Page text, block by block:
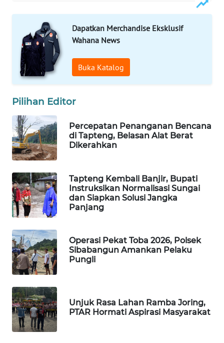
Dapatkan Merchandise Eksklusif
Wahana News
Buka Katalog
Pilihan Editor
Percepatan Penanganan Bencana
di Tapteng, Belasan Alat Berat
Dikerahkan
Tapteng Kembali Banjir, Bupati
Instruksikan Normalisasi Sungai
dan Siapkan Solusi Jangka
Panjang
Operasi Pekat Toba 2026, Polsek
Sibabangun Amankan Pelaku
Pungli
Unjuk Rasa Lahan Ramba Joring,
PTAR Hormati Aspirasi Masyarakat
ALPERKLINAS
FORJASIDA
TAMBANG
NEWS
SITUNGIR
NEWS
SIDIKALANG
NEWS
SIBARAGAS
NEWS
SIANTAR
NEWS
METRO
NEWS
METRO
JAKARTA